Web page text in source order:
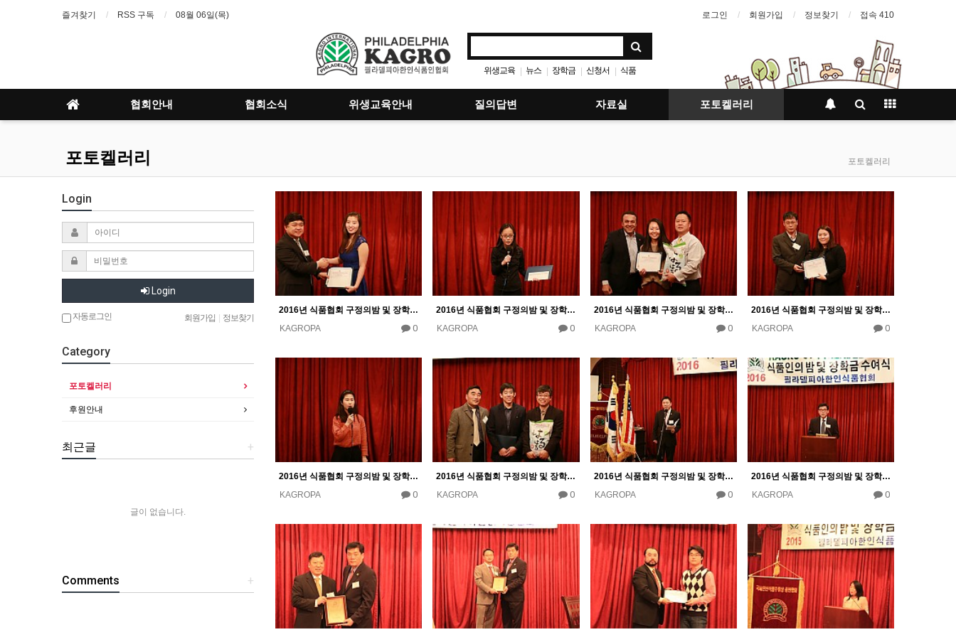
즐겨찾기 RSS 구독 08월 06일(목) 로그인 회원가입 정보찾기 접속 410
위생교육 | 뉴스 | 장학금 | 신청서 | 식품
협회안내 협회소식 위생교육안내 질의답변 자료실 포토켈러리
포토켈러리 포토켈러리
2016년 식품협회 구정의밤 및 장학금 수여식
KAGROPA
0
2016년 식품협회 구정의밤 및 장학금 수여식
KAGROPA
0
2016년 식품협회 구정의밤 및 장학금 수여식
KAGROPA
0
2016년 식품협회 구정의밤 및 장학금 수여식
KAGROPA
0
2016년 식품협회 구정의밤 및 장학금 수여식
KAGROPA
0
2016년 식품협회 구정의밤 및 장학금 수여식
KAGROPA
0
2016년 식품협회 구정의밤 및 장학금 수여식
KAGROPA
0
2016년 식품협회 구정의밤 및 장학금 수여식
KAGROPA
0
Login
Login
자동로그인 회원가입 정보찾기
Category
포토켈러리
후원안내
+
최근글
글이 없습니다.
+
Comments